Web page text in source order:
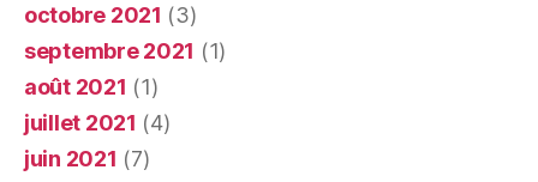
octobre 2021 (3)
septembre 2021 (1)
août 2021 (1)
juillet 2021 (4)
juin 2021 (7)